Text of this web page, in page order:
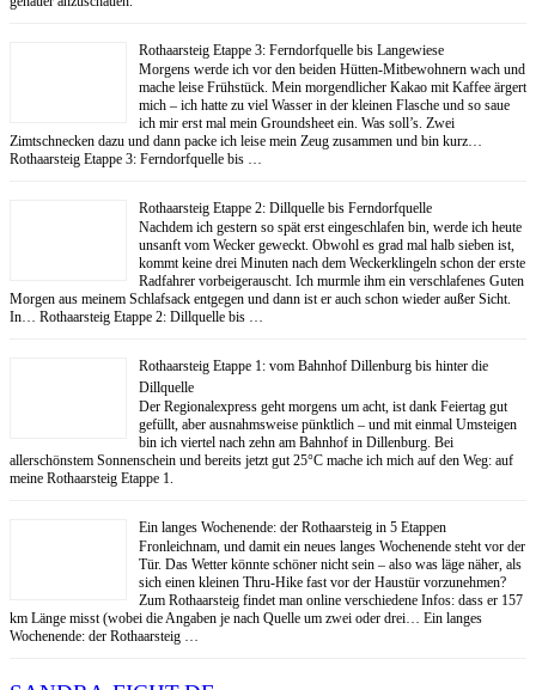
Rothaarsteig Etappe 3: Ferndorfquelle bis Langewiese
Morgens werde ich vor den beiden Hütten-Mitbewohnern wach und
mache leise Frühstück. Mein morgendlicher Kakao mit Kaffee ärgert
mich – ich hatte zu viel Wasser in der kleinen Flasche und so saue
ich mir erst mal mein Groundsheet ein. Was soll’s. Zwei
Zimtschnecken dazu und dann packe ich leise mein Zeug zusammen und bin kurz…
Rothaarsteig Etappe 3: Ferndorfquelle bis …
Rothaarsteig Etappe 2: Dillquelle bis Ferndorfquelle
Nachdem ich gestern so spät erst eingeschlafen bin, werde ich heute
unsanft vom Wecker geweckt. Obwohl es grad mal halb sieben ist,
kommt keine drei Minuten nach dem Weckerklingeln schon der erste
Radfahrer vorbeigerauscht. Ich murmle ihm ein verschlafenes Guten
Morgen aus meinem Schlafsack entgegen und dann ist er auch schon wieder außer Sicht.
In… Rothaarsteig Etappe 2: Dillquelle bis …
Rothaarsteig Etappe 1: vom Bahnhof Dillenburg bis hinter die
Dillquelle
Der Regionalexpress geht morgens um acht, ist dank Feiertag gut
gefüllt, aber ausnahmsweise pünktlich – und mit einmal Umsteigen
bin ich viertel nach zehn am Bahnhof in Dillenburg. Bei
allerschönstem Sonnenschein und bereits jetzt gut 25°C mache ich mich auf den Weg: auf
meine Rothaarsteig Etappe 1.
Ein langes Wochenende: der Rothaarsteig in 5 Etappen
Fronleichnam, und damit ein neues langes Wochenende steht vor der
Tür. Das Wetter könnte schöner nicht sein – also was läge näher, als
sich einen kleinen Thru-Hike fast vor der Haustür vorzunehmen?
Zum Rothaarsteig findet man online verschiedene Infos: dass er 157
km Länge misst (wobei die Angaben je nach Quelle um zwei oder drei… Ein langes
Wochenende: der Rothaarsteig …